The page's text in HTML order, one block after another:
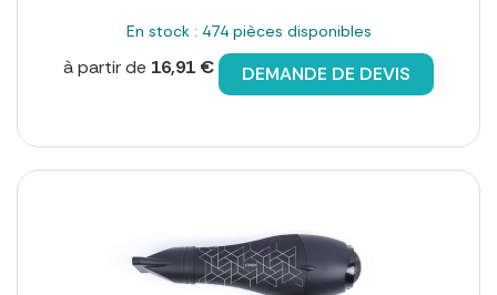
En stock : 474 pièces disponibles
à partir de 16,91 € DEMANDE DE DEVIS